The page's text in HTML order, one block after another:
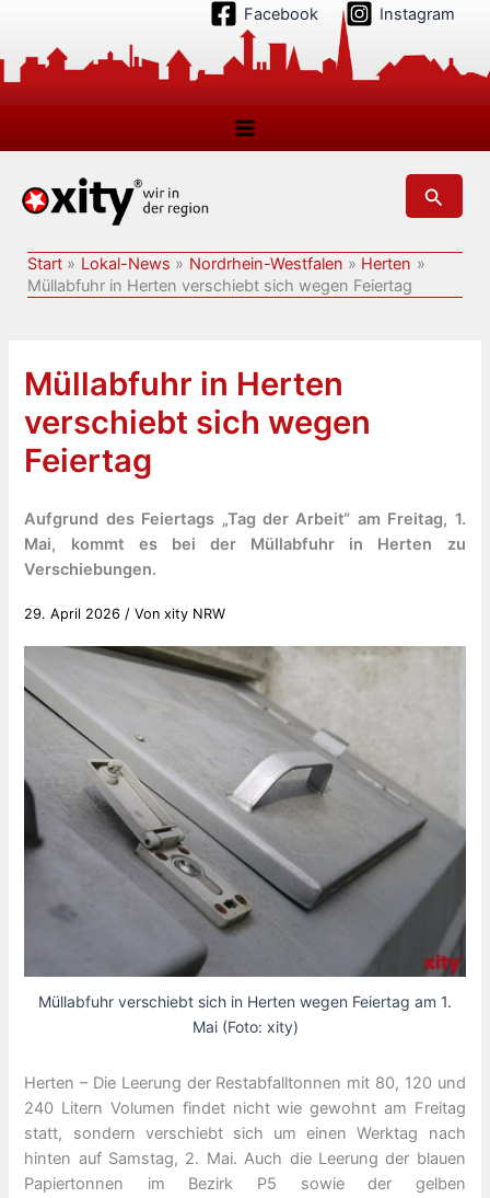
springen
Facebook Instagram
Suchen
Start Lokal-News Nordrhein-Westfalen
Herten
Müllabfuhr in Herten verschiebt sich wegen Feiertag
Müllabfuhr in Herten
verschiebt sich wegen
Feiertag
Aufgrund des Feiertags „Tag der Arbeit“ am Freitag, 1.
Mai, kommt es bei der Müllabfuhr in Herten zu
Verschiebungen.
29. April 2026 / Vonxity NRW
Müllabfuhr verschiebt sich in Herten wegen Feiertag am 1.
Mai (Foto: xity)
Herten – Die Leerung der Restabfalltonnen mit 80, 120 und
240 Litern Volumen findet nicht wie gewohnt am Freitag
statt, sondern verschiebt sich um einen Werktag nach
hinten auf Samstag, 2. Mai. Auch die Leerung der blauen
Papiertonnen im Bezirk P5 sowie der gelben